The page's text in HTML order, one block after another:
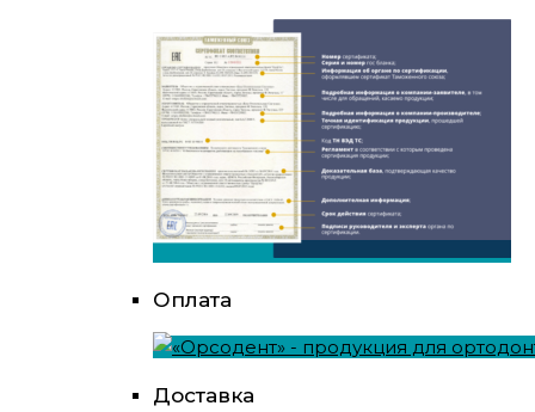
Оплата
Доставка